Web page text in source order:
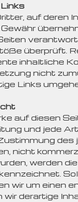
auf deren
überprüft.
inhaltliche
nicht
Links
auf diesen
und jede
des
nicht
werden
wir um einen
derartige